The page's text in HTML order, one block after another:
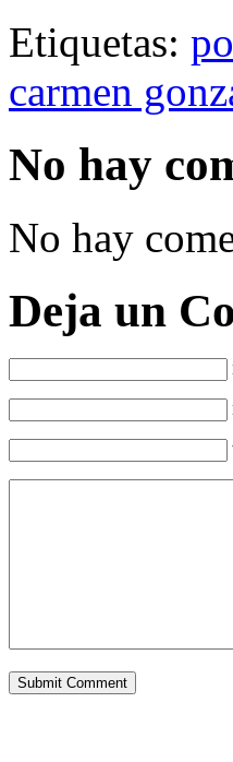
Etiquetas:
carmen
No hay
No hay
Deja un